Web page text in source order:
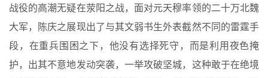
战役的高潮无疑在荥阳之战，面对元天穆率领的二十万北魏
大军，陈庆之展现出了与其文弱书生外表截然不同的雷霆手
段，在重兵围困之下，他没有选择死守，而是利用夜色掩
护，出其不意地发动突袭，一举攻破坚城，这种敢于在绝境